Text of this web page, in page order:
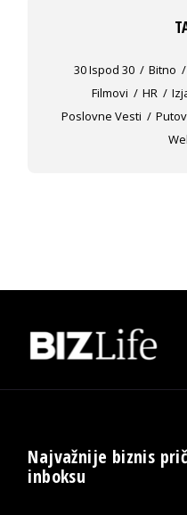
30 Ispod 30 Bitno
Filmovi
HR
Poslovne Vesti
Najvažnije biznis
inboksu